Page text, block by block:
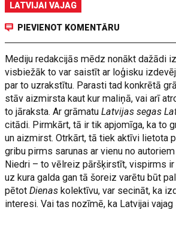
LATVIJAI VAJAG
PIEVIENOT KOMENTĀRU
Mediju redakcijās mēdz nonākt dažādi
visbiežāk to var saistīt ar loģisku
par to uzrakstītu. Parasti tad konkrētā
stāv aizmirsta kaut kur maliņā, vai arī
to jāraksta. Ar grāmatuLatvijas segas
citādi. Pirmkārt, tā ir tik apjomīga, ka to
un aizmirst. Otrkārt, tā tiek aktīvi lietota
gribu pirms sarunas ar vienu no
Niedri – to vēlreiz pāršķirstīt, vispirms
uz kura galda gan tā šoreiz varētu būt
pētotDienas kolektīvu, var secināt, ka
interesi. Vai tas nozīmē, ka Latvijai vajag